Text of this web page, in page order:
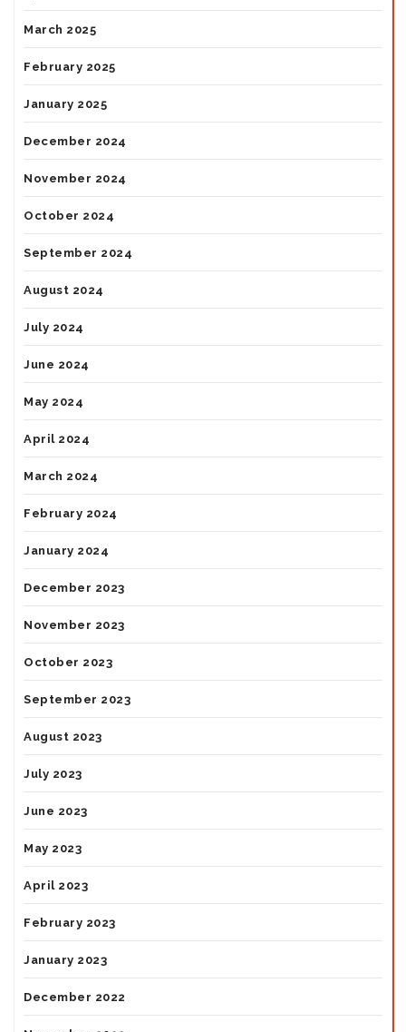
March 2025
February 2025
January 2025
December 2024
November 2024
October 2024
September 2024
August 2024
July 2024
June 2024
May 2024
April 2024
March 2024
February 2024
January 2024
December 2023
November 2023
October 2023
September 2023
August 2023
July 2023
June 2023
May 2023
April 2023
February 2023
January 2023
December 2022